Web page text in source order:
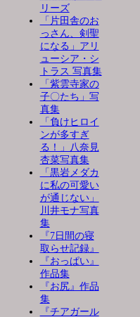
リーズ
「片田舎のお
っさん、剣聖
になる」アリ
ューシア・シ
トラス 写真集
「紫雲寺家の
子〇たち」写
真集
「負けヒロイ
ンが多すぎ
る！」八奈見
杏菜写真集
「黒岩メダカ
に私の可愛い
が通じない」
川井モナ写真
集
『7日間の寝
取らせ記録』
『おっぱい』
作品集
『お尻』作品
集
『チアガール